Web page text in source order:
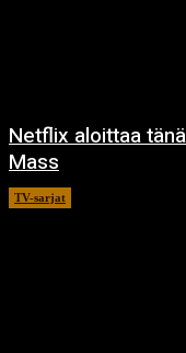
Netflix aloittaa
Mass
TV-sarjat